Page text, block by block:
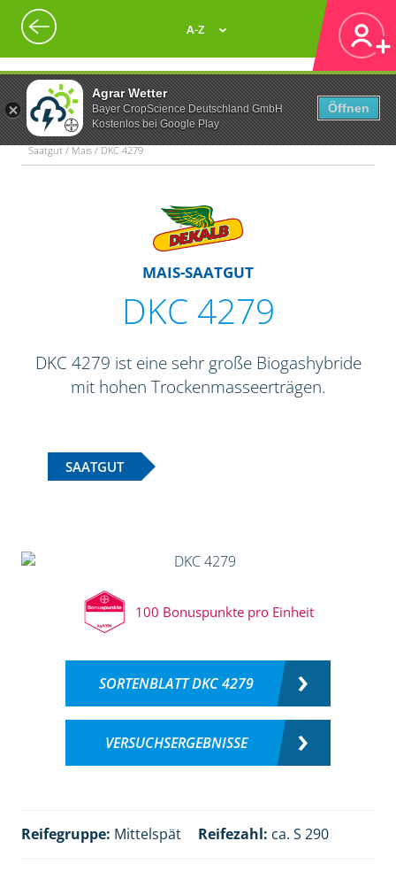
Agrar Wetter
Bayer CropScience Deutschland GmbH
Kostenlos bei Google Play
Öffnen
A-Z
Saatgut / Mais / DKC 4279
MAIS-SAATGUT
DKC 4279
DKC 4279 ist eine sehr große Biogashybride
mit hohen Trockenmasseerträgen.
SAATGUT
100 Bonuspunkte pro Einheit
SORTENBLATT DKC 4279
VERSUCHSERGEBNISSE
Reifegruppe: Mittelspät Reifezahl: ca. S 290